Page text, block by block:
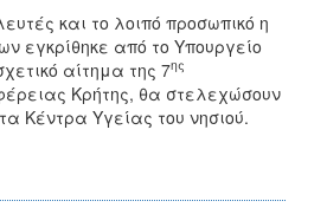
και το λοιπό προσωπικό η
εγκρίθηκε από το Υπουργείο
αίτημα της 7ης
Κρήτης, θα στελεχώσουν
Κέντρα Υγείας του νησιού.